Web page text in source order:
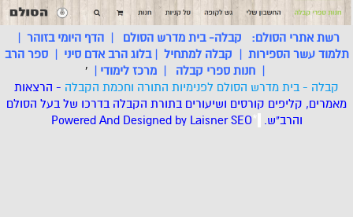
רשת אתרי הסולם: קבלה- בית מדרש הסולם |הדף היומי בזוהר |
תלמוד עשר הספירות | קבלה למתחיל |בלוג הרב אדם סיני |ספר הרב
| חנות ספרי קבלה | מרכז לימודי |
'
קבלה - בית מדרש הסולם לפנימיות התורה וחכמת הקבלה - הרצאות
מאמרים, קליפים קורסים ושיעורים בתורת הקבלה בדרכו של בעל הסולם
והרב"ש. *
Powered And Designed by LaisnerSEO